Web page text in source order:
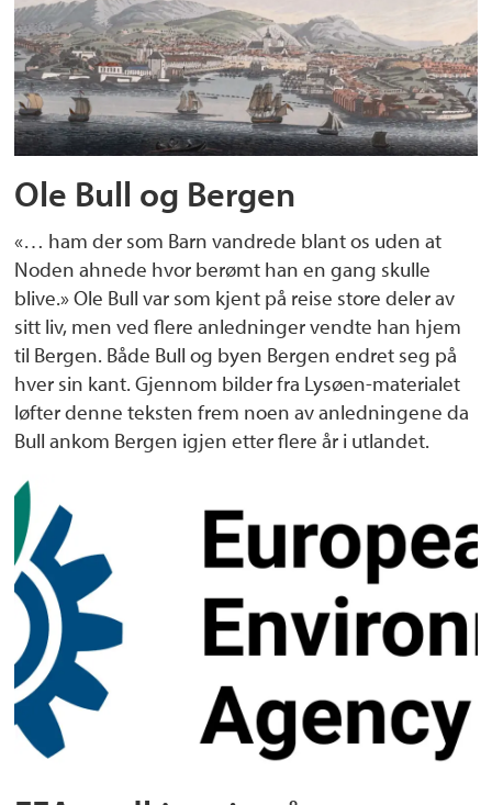
Ole Bull og Bergen
«… ham der som Barn vandrede blant os uden at
Noden ahnede hvor berømt han en gang skulle
blive.» Ole Bull var som kjent på reise store deler av
sitt liv, men ved flere anledninger vendte han hjem
til Bergen. Både Bull og byen Bergen endret seg på
hver sin kant. Gjennom bilder fra Lysøen-materialet
løfter denne teksten frem noen av anledningene da
Bull ankom Bergen igjen etter flere år i utlandet.